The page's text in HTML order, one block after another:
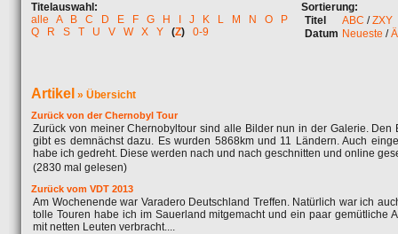
Titelauswahl:
alle
A B C D E F G H J K L M N O
P
Q
R S T U V W X Y (Z) 0-9
Sortierung:
Titel
ABC /ZXY
Datum Neueste /
Artikel » Übersicht
Zurück von der Chernobyl Tour
Zurück von meiner Chernobyltour sind alle Bilder nun in der Galerie. Den
gibt es demnächst dazu. Es wurden 5868km und 11 Ländern. Auch
habe ich gedreht. Diese werden nach und nach geschnitten und online
(2830 mal gelesen)
Zurück vom VDT 2013
Am Wochenende war Varadero Deutschland Treffen. Natürlich war ich
tolle Touren habe ich im Sauerland mitgemacht und ein paar gemütliche
mit netten Leuten verbracht....